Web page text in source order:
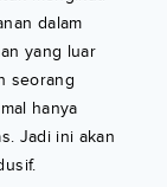
dalam
yang luar
seorang
hanya
Jadi ini akan